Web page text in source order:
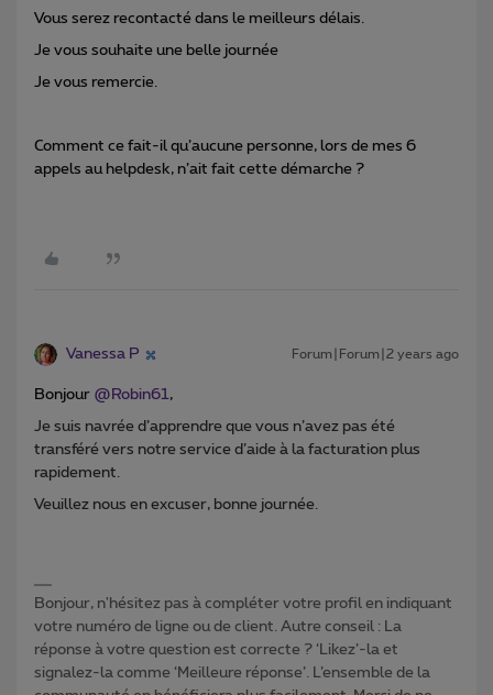
Vous serez recontacté dans le meilleurs délais.
Je vous souhaite une belle journée
Je vous remercie.
Comment ce fait-il qu’aucune personne, lors de mes 6
appels au helpdesk, n’ait fait cette démarche ?
Vanessa P Forum|Forum|2 years ago
Bonjour @Robin61,
Je suis navrée d’apprendre que vous n’avez pas été
transféré vers notre service d’aide à la facturation plus
rapidement.
Veuillez nous en excuser, bonne journée.
Bonjour, n'hésitez pas à compléter votre profil en indiquant
votre numéro de ligne ou de client. Autre conseil : La
réponse à votre question est correcte ? ‘Likez’-la et
signalez-la comme ‘Meilleure réponse’. L’ensemble de la